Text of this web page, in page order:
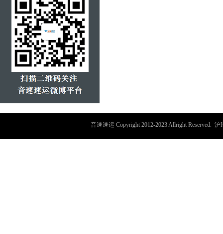
音速速运 Copyright 2012-2023 Allright Reserved.沪